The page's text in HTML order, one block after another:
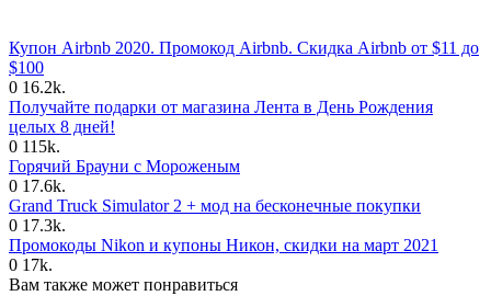
Купон Airbnb 2020. Промокод Airbnb. Скидка Airbnb от $11 до
$100
0 16.2k.
Получайте подарки от магазина Лента в День Рождения
целых 8 дней!
0 115k.
Горячий Брауни с Мороженым
0 17.6k.
Grand Truck Simulator 2 + мод на бесконечные покупки
0 17.3k.
Промокоды Nikon и купоны Никон, скидки на март 2021
0 17k.
Вам также может понравиться